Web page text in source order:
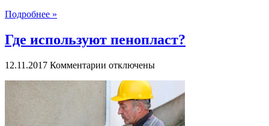
Подробнее »
Где используют пенопласт?
12.11.2017 Комментарии к
Где
используют
пенопласт?
отключены